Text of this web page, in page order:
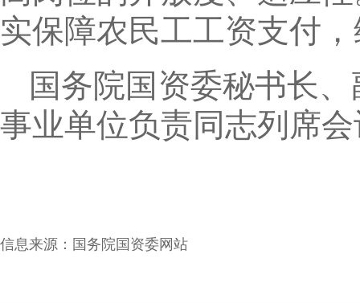
实保障农民工工资支付
国务院国资委秘书长
事业单位负责同志列席
信息来源： 国务院国资委网站